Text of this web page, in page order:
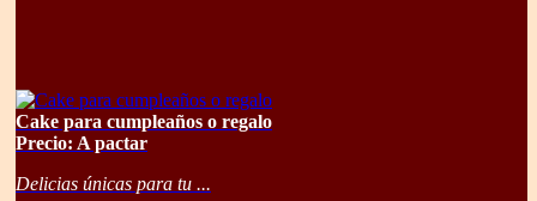
Cake para cumpleaños o regalo
Precio: A pactar
Delicias únicas para tu ...